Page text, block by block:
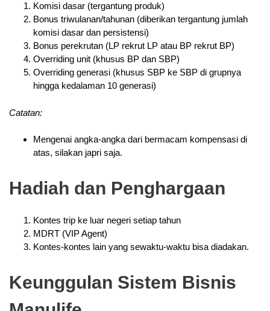
Komisi dasar (tergantung produk)
Bonus triwulanan/tahunan (diberikan tergantung jumlah
komisi dasar dan persistensi)
Bonus perekrutan (LP rekrut LP atau BP rekrut BP)
Overriding unit (khusus BP dan SBP)
Overriding generasi (khusus SBP ke SBP di grupnya
hingga kedalaman 10 generasi)
Catatan:
Mengenai angka-angka dari bermacam kompensasi di
atas, silakan japri saja.
Hadiah dan Penghargaan
Kontes trip ke luar negeri setiap tahun
MDRT (VIP Agent)
Kontes-kontes lain yang sewaktu-waktu bisa diadakan.
Keunggulan Sistem Bisnis